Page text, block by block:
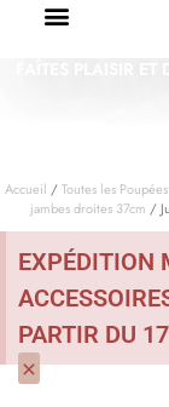
Accueil /Toutes les Poupées
jambes droites 37cm /
EXPÉDITION
PARTIR DU
×